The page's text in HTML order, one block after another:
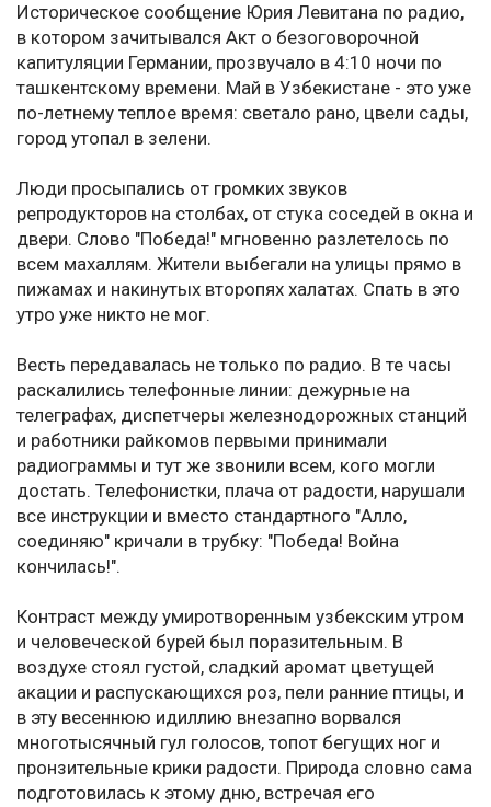
Историческое сообщение Юрия Левитана по радио,
в котором зачитывался Акт о безоговорочной
капитуляции Германии, прозвучало в 4:10 ночи по
ташкентскому времени. Май в Узбекистане - это уже
по-летнему теплое время: светало рано, цвели сады,
город утопал в зелени.
Люди просыпались от громких звуков
репродукторов на столбах, от стука соседей в окна и
двери. Слово "Победа!" мгновенно разлетелось по
всем махаллям. Жители выбегали на улицы прямо в
пижамах и накинутых второпях халатах. Спать в это
утро уже никто не мог.
Весть передавалась не только по радио. В те часы
раскалились телефонные линии: дежурные на
телеграфах, диспетчеры железнодорожных станций
и работники райкомов первыми принимали
радиограммы и тут же звонили всем, кого могли
достать. Телефонистки, плача от радости, нарушали
все инструкции и вместо стандартного "Алло,
соединяю" кричали в трубку: "Победа! Война
кончилась!".
Контраст между умиротворенным узбекским утром
и человеческой бурей был поразительным. В
воздухе стоял густой, сладкий аромат цветущей
акации и распускающихся роз, пели ранние птицы, и
в эту весеннюю идиллию внезапно ворвался
многотысячный гул голосов, топот бегущих ног и
пронзительные крики радости. Природа словно сама
подготовилась к этому дню, встречая его